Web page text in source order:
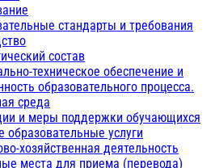
стандарты и требования
состав
техническое обеспечение и
образовательного процесса.
среда
и меры поддержки обучающихся
образовательные услуги
хозяйственная деятельность
места для приема (перевода)